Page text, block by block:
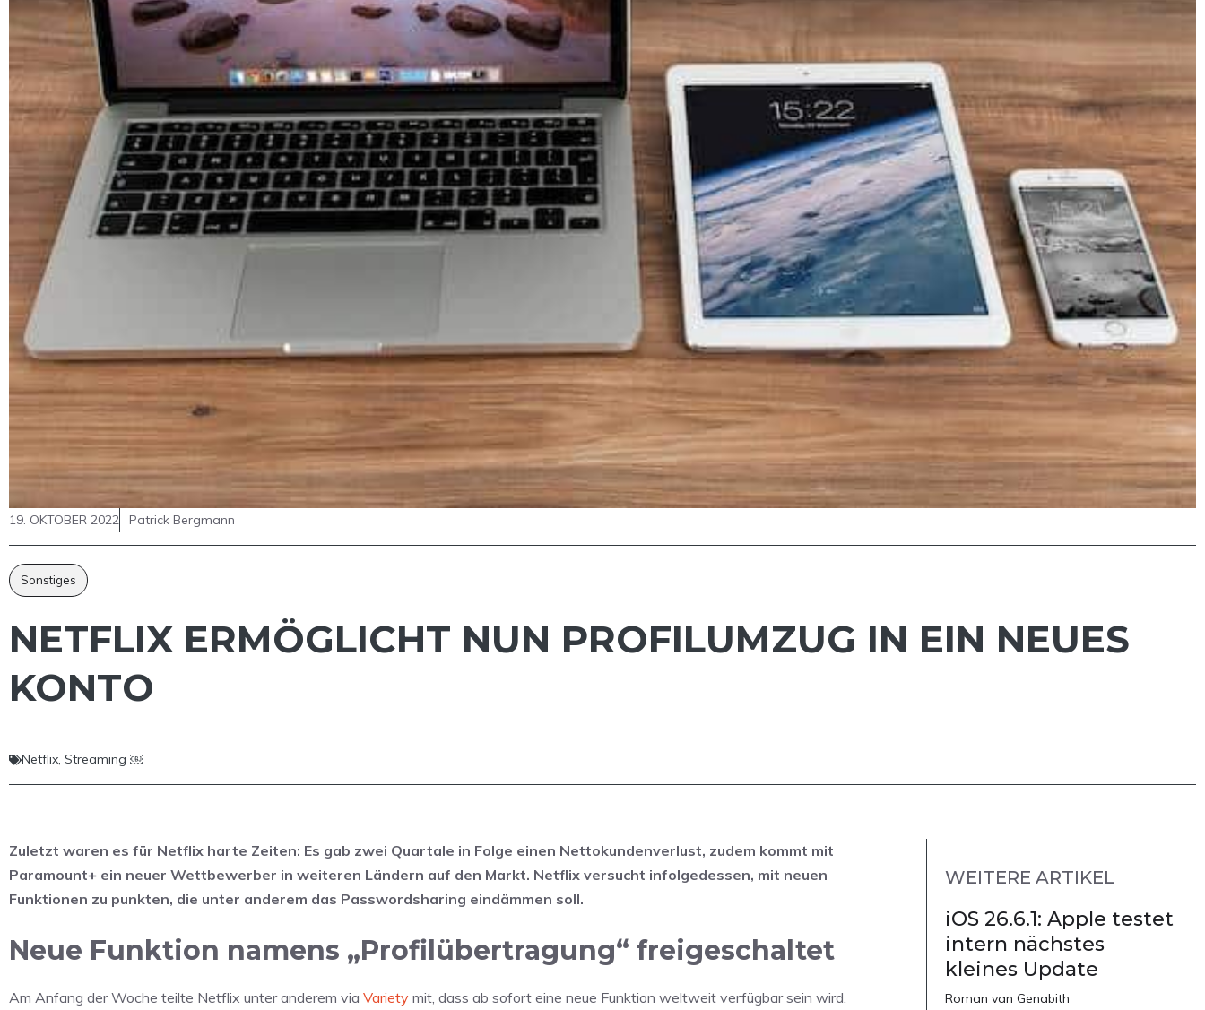
19. OKTOBER 2022 Patrick Bergmann
Sonstiges
NETFLIX ERMÖGLICHT NUN PROFILUMZUG IN EIN NEUES
KONTO
Netflix, Streaming ￼
Zuletzt waren es für Netflix harte Zeiten: Es gab zwei Quartale in Folge einen Nettokundenverlust, zudem kommt mit
Paramount+ ein neuer Wettbewerber in weiteren Ländern auf den Markt. Netflix versucht infolgedessen, mit neuen
Funktionen zu punkten, die unter anderem das Passwordsharing eindämmen soll.
Neue Funktion namens „Profilübertragung“ freigeschaltet
Am Anfang der Woche teilte Netflix unter anderem via Variety mit, dass ab sofort eine neue Funktion weltweit verfügbar sein wird.
WEITERE ARTIKEL
iOS 26.6.1: Apple testet
intern nächstes
kleines Update
Roman van Genabith